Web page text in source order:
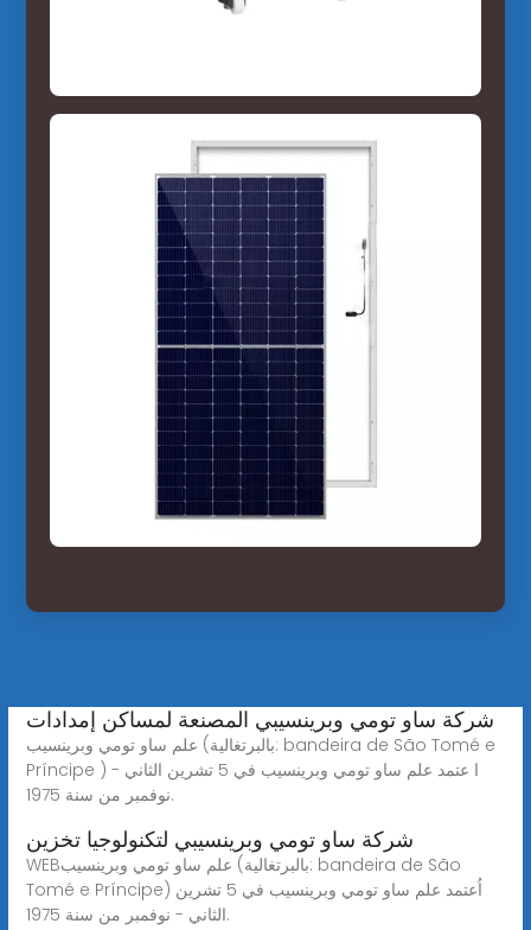
شركة ساو تومي وبرينسيبي المصنعة لمساكن إمدادات
علم ساو تومي وبرينسيب (بالبرتغالية: bandeira de São Tomé e
Príncipe ) ا عتمد علم ساو تومي وبرينسيب في 5 تشرين الثاني -
نوفمبر من سنة 1975.
شركة ساو تومي وبرينسيبي لتكنولوجيا تخزين
WEBعلم ساو تومي وبرينسيب (بالبرتغالية: bandeira de São
Tomé e Príncipe‏) اُعتمد علم ساو تومي وبرينسيب في 5 تشرين
الثاني - نوفمبر من سنة 1975.